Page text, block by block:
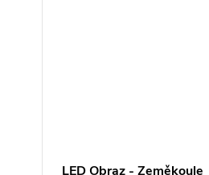
LED Obraz - Zeměkoule